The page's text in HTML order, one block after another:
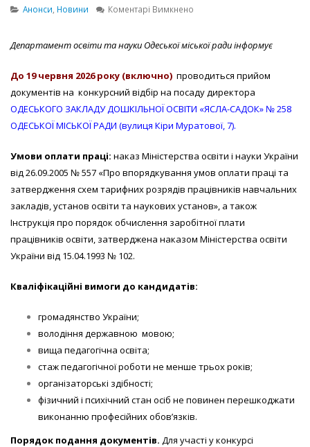
Анонси Новини Коментарі Вимкнено
на
директора:
Одеський
ЗДО
Департамент освіти та науки Одеської міської ради інформує
До 19 червня 2026року (включно) проводиться прийом
документів на конкурсний відбір на посаду директора
ОДЕСЬКОГО ЗАКЛАДУ ДОШКІЛЬНОЇ ОСВІТИ «ЯСЛА-САДОК» № 258
ОДЕСЬКОЇ МІСЬКОЇ РАДИ (вулиця Кіри Муратової, 7).
Умови оплати праці: наказ Міністерства освіти і науки України
від 26.09.2005 № 557 «Про впорядкування умов оплати праці та
затвердження схем тарифних розрядів працівників навчальних
закладів, установ освіти та наукових установ», а також
Інструкція про порядок обчислення заробітної плати
працівників освіти, затверджена наказом Міністерства освіти
України від 15.04.1993 № 102.
Кваліфікаційні вимоги до кандидатів:
громадянство України;
володіння державною мовою;
вища педагогічна освіта;
стаж педагогічної роботи не менше трьох років;
організаторські здібності;
фізичний і психічний стан осіб не повинен перешкоджати
виконанню професійних обов’язків.
Порядок подання документів. Для участі у конкурсі